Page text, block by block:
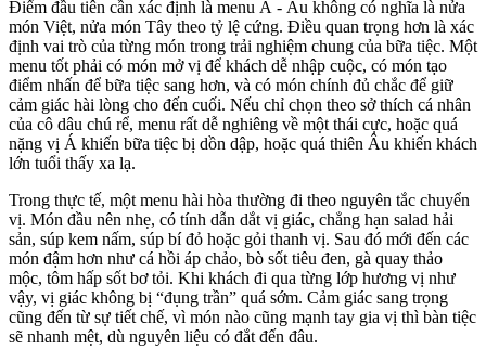
Điểm đầu tiên cần xác định là menu Á - Âu không có nghĩa là nửa
món Việt, nửa món Tây theo tỷ lệ cứng. Điều quan trọng hơn là xác
định vai trò của từng món trong trải nghiệm chung của bữa tiệc. Một
menu tốt phải có món mở vị để khách dễ nhập cuộc, có món tạo
điểm nhấn để bữa tiệc sang hơn, và có món chính đủ chắc để giữ
cảm giác hài lòng cho đến cuối. Nếu chỉ chọn theo sở thích cá nhân
của cô dâu chú rể, menu rất dễ nghiêng về một thái cực, hoặc quá
nặng vị Á khiến bữa tiệc bị dồn dập, hoặc quá thiên Âu khiến khách
lớn tuổi thấy xa lạ.
Trong thực tế, một menu hài hòa thường đi theo nguyên tắc chuyển
vị. Món đầu nên nhẹ, có tính dẫn dắt vị giác, chẳng hạn salad hải
sản, súp kem nấm, súp bí đỏ hoặc gỏi thanh vị. Sau đó mới đến các
món đậm hơn như cá hồi áp chảo, bò sốt tiêu đen, gà quay thảo
mộc, tôm hấp sốt bơ tỏi. Khi khách đi qua từng lớp hương vị như
vậy, vị giác không bị “đụng trần” quá sớm. Cảm giác sang trọng
cũng đến từ sự tiết chế, vì món nào cũng mạnh tay gia vị thì bàn tiệc
sẽ nhanh mệt, dù nguyên liệu có đắt đến đâu.